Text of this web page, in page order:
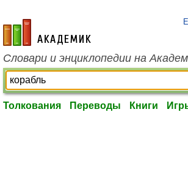
academic.ru
Словари и энциклопедии на
Толкования Переводы Книги